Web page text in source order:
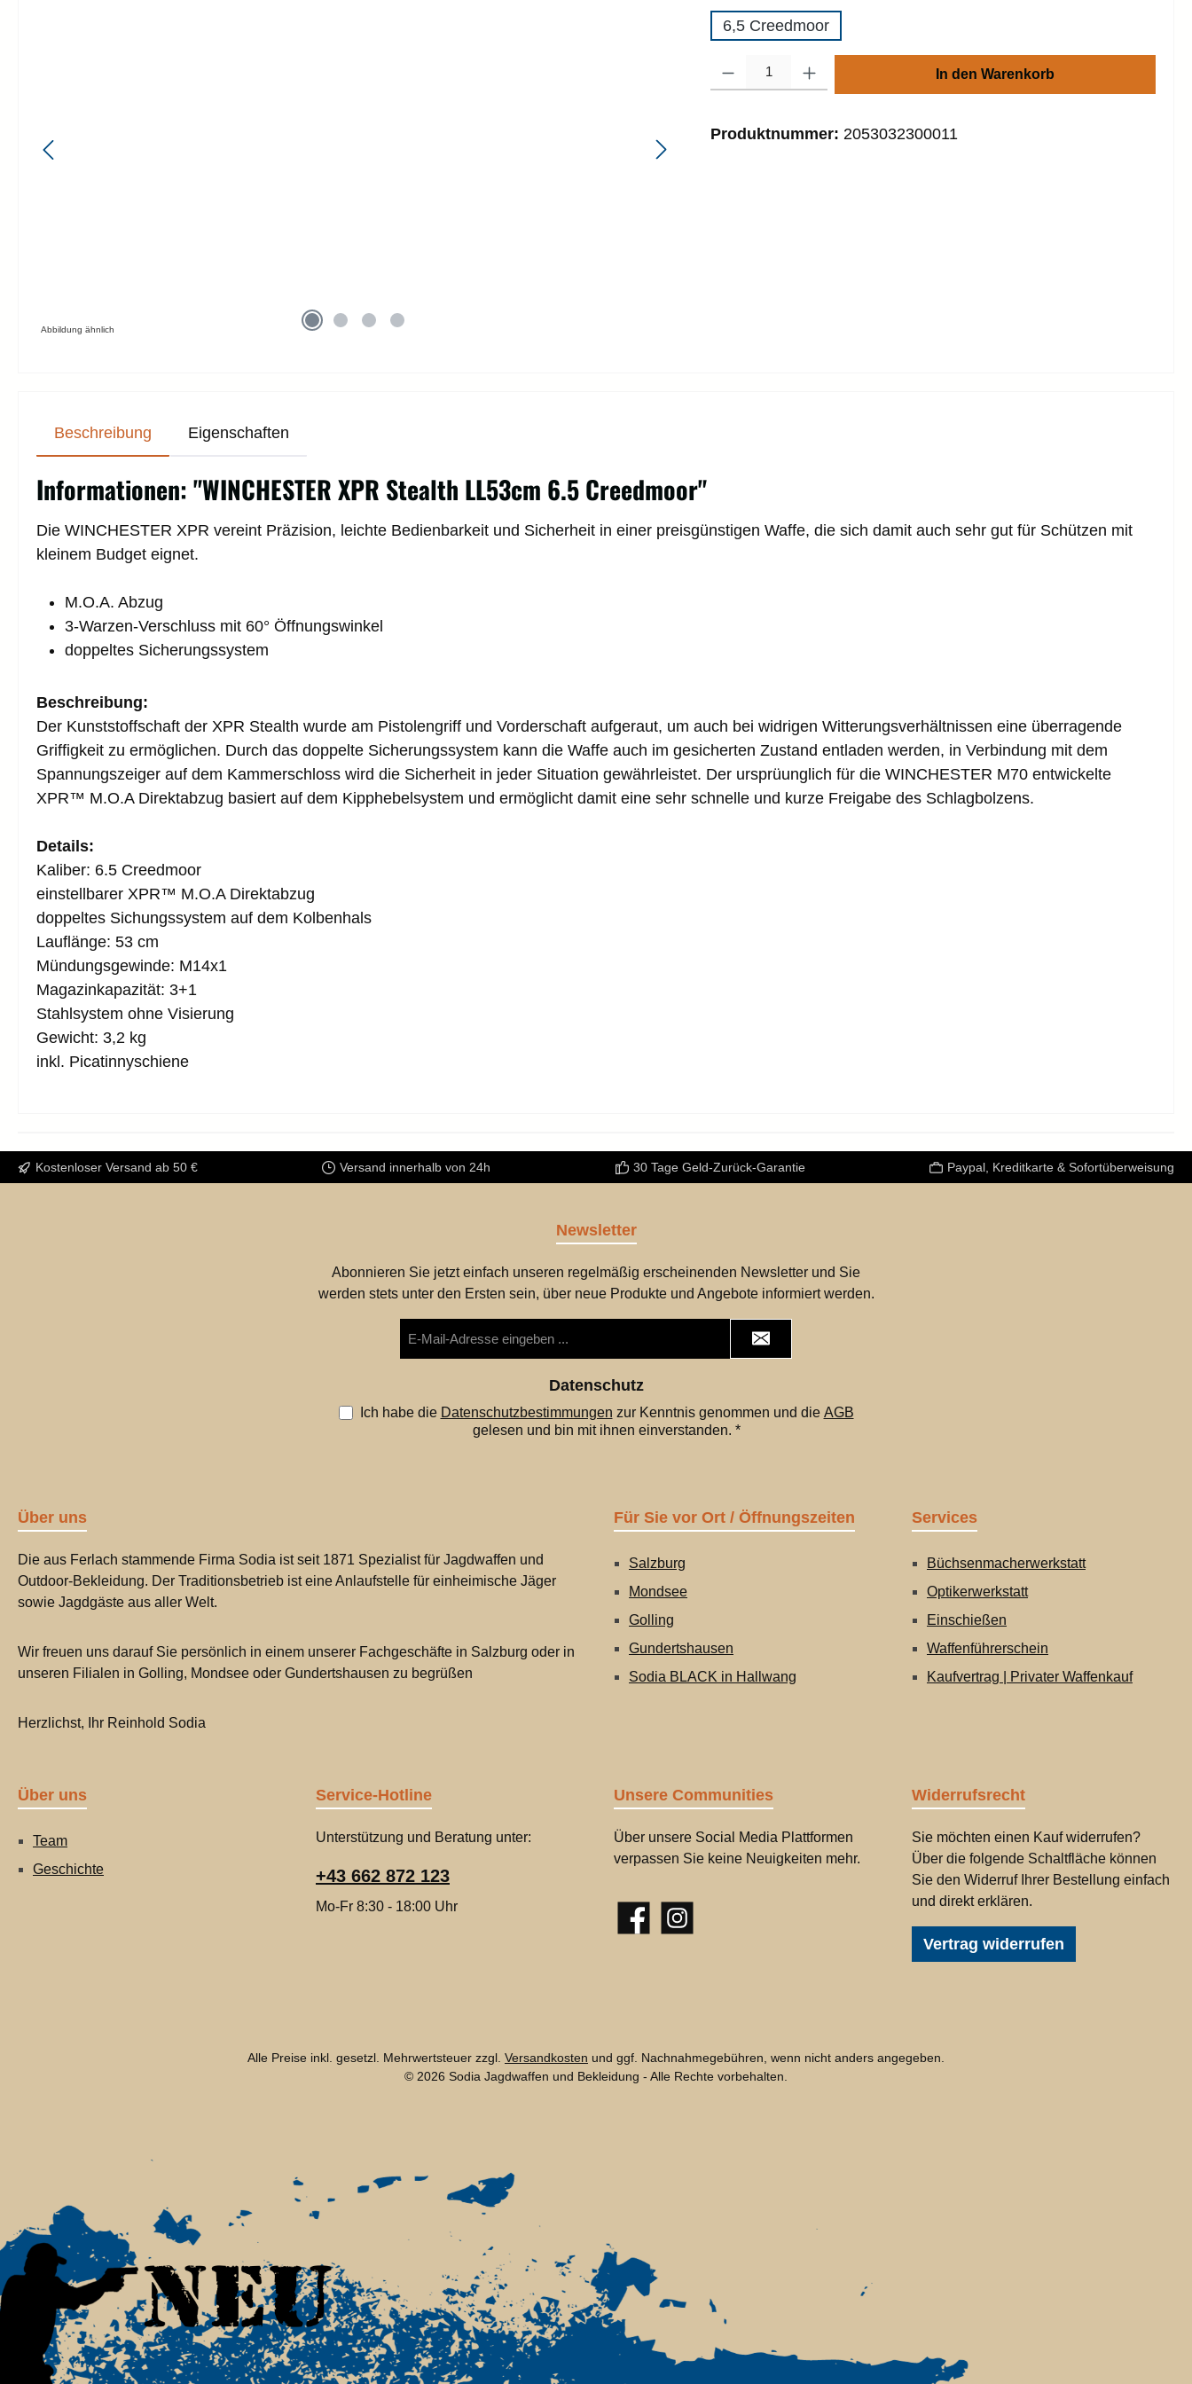
Abbildung ähnlich
6,5 Creedmoor
In den Warenkorb
Produktnummer: 2053032300011
Beschreibung Eigenschaften
Informationen: "WINCHESTER XPR Stealth LL53cm 6.5 Creedmoor"
Die WINCHESTER XPR vereint Präzision, leichte Bedienbarkeit und Sicherheit in einer preisgünstigen Waffe, die sich damit auch sehr gut für Schützen mit
kleinem Budget eignet.
M.O.A. Abzug
3-Warzen-Verschluss mit 60° Öffnungswinkel
doppeltes Sicherungssystem
Beschreibung:
Der Kunststoffschaft der XPR Stealth wurde am Pistolengriff und Vorderschaft aufgeraut, um auch bei widrigen Witterungsverhältnissen eine überragende
Griffigkeit zu ermöglichen. Durch das doppelte Sicherungssystem kann die Waffe auch im gesicherten Zustand entladen werden, in Verbindung mit dem
Spannungszeiger auf dem Kammerschloss wird die Sicherheit in jeder Situation gewährleistet. Der ursprüunglich für die WINCHESTER M70 entwickelte
XPR™ M.O.A Direktabzug basiert auf dem Kipphebelsystem und ermöglicht damit eine sehr schnelle und kurze Freigabe des Schlagbolzens.
Details:
Kaliber: 6.5 Creedmoor
einstellbarer XPR™ M.O.A Direktabzug
doppeltes Sichungssystem auf dem Kolbenhals
Lauflänge: 53 cm
Mündungsgewinde: M14x1
Magazinkapazität: 3+1
Stahlsystem ohne Visierung
Gewicht: 3,2 kg
inkl. Picatinnyschiene
Kostenloser Versand ab 50 € Versand innerhalb von 24h 30 Tage Geld-Zurück-Garantie Paypal, Kreditkarte & Sofortüberweisung
Newsletter
Abonnieren Sie jetzt einfach unseren regelmäßig erscheinenden Newsletter und Sie
werden stets unter den Ersten sein, über neue Produkte und Angebote informiert werden.
Mail-
Datenschutz
Ich habe die Datenschutzbestimmungen zur Kenntnis genommen und die AGB
gelesen und bin mit ihnen einverstanden. *
Über uns
Die aus Ferlach stammende Firma Sodia ist seit 1871 Spezialist für Jagdwaffen und
Outdoor-Bekleidung. Der Traditionsbetrieb ist eine Anlaufstelle für einheimische Jäger
sowie Jagdgäste aus aller Welt.
Wir freuen uns darauf Sie persönlich in einem unserer Fachgeschäfte in Salzburg oder in
unseren Filialen in Golling, Mondsee oder Gundertshausen zu begrüßen
Herzlichst, Ihr Reinhold Sodia
Für Sie vor Ort / Öffnungszeiten
Salzburg
Mondsee
Golling
Gundertshausen
Sodia BLACK in Hallwang
Services
Büchsenmacherwerkstatt
Optikerwerkstatt
Einschießen
Waffenführerschein
Kaufvertrag | Privater Waffenkauf
Über uns
Team
Geschichte
Service-Hotline
Unterstützung und Beratung unter:
+43 662 872 123
Mo-Fr 8:30 - 18:00 Uhr
Unsere Communities
Über unsere Social Media Plattformen
verpassen Sie keine Neuigkeiten mehr.
FacebookInstagram
Widerrufsrecht
Sie möchten einen Kauf widerrufen?
Über die folgende Schaltfläche können
Sie den Widerruf Ihrer Bestellung einfach
und direkt erklären.
Vertrag widerrufen
Alle Preise inkl. gesetzl. Mehrwertsteuer zzgl. Versandkosten und ggf. Nachnahmegebühren, wenn nicht anders angegeben.
© 2026 Sodia Jagdwaffen und Bekleidung - Alle Rechte vorbehalten.